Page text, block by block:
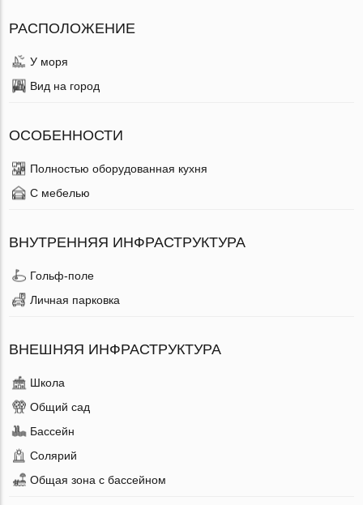
РАСПОЛОЖЕНИЕ
У моря
Вид на город
ОСОБЕННОСТИ
Полностью оборудованная кухня
С мебелью
ВНУТРЕННЯЯ ИНФРАСТРУКТУРА
Гольф-поле
Личная парковка
ВНЕШНЯЯ ИНФРАСТРУКТУРА
Школа
Общий сад
Бассейн
Солярий
Общая зона с бассейном